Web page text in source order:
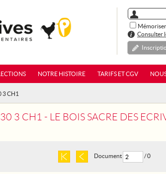
Consulter
NOTRE HISTOIRE TARIFS ET CGV
3 CH1
3 CH1 - LE BOIS SACRE DES
Document / 0